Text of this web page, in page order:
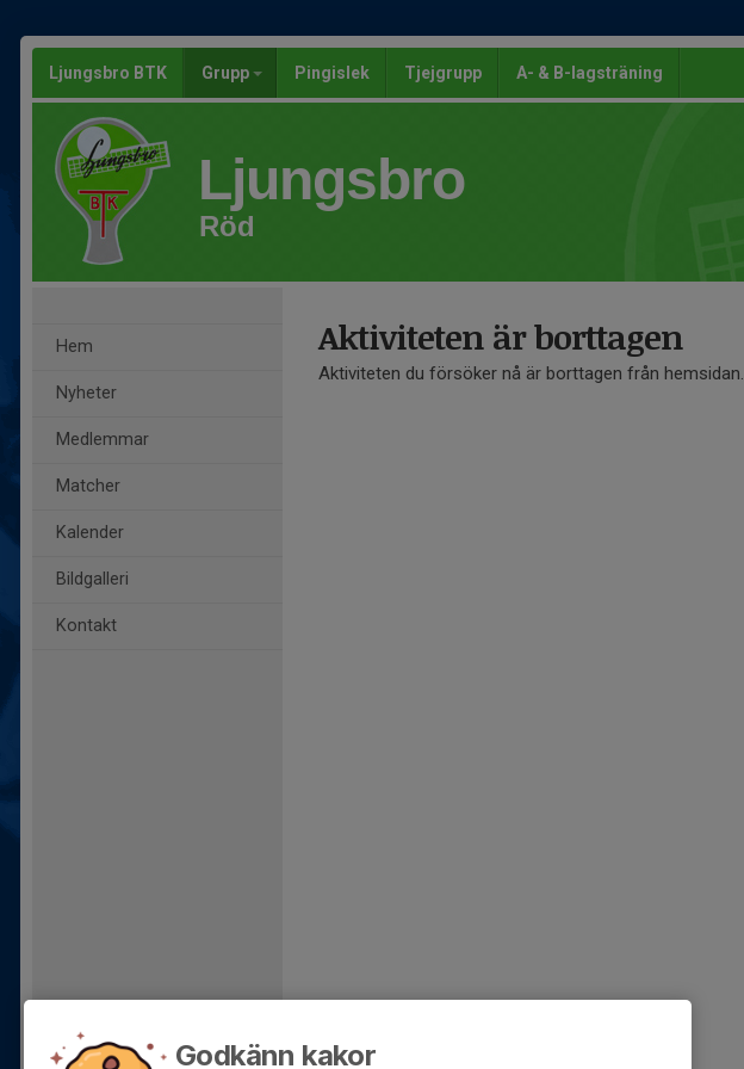
Ljungsbro BTK Grupp Pingislek Tjejgrupp A- & B-lagsträning
Ljungsbro
Röd
Hem
Nyheter
Medlemmar
Matcher
Kalender
Bildgalleri
Kontakt
Aktiviteten är borttagen
Aktiviteten du försöker nå är borttagen från hemsidan.
Godkänn kakor